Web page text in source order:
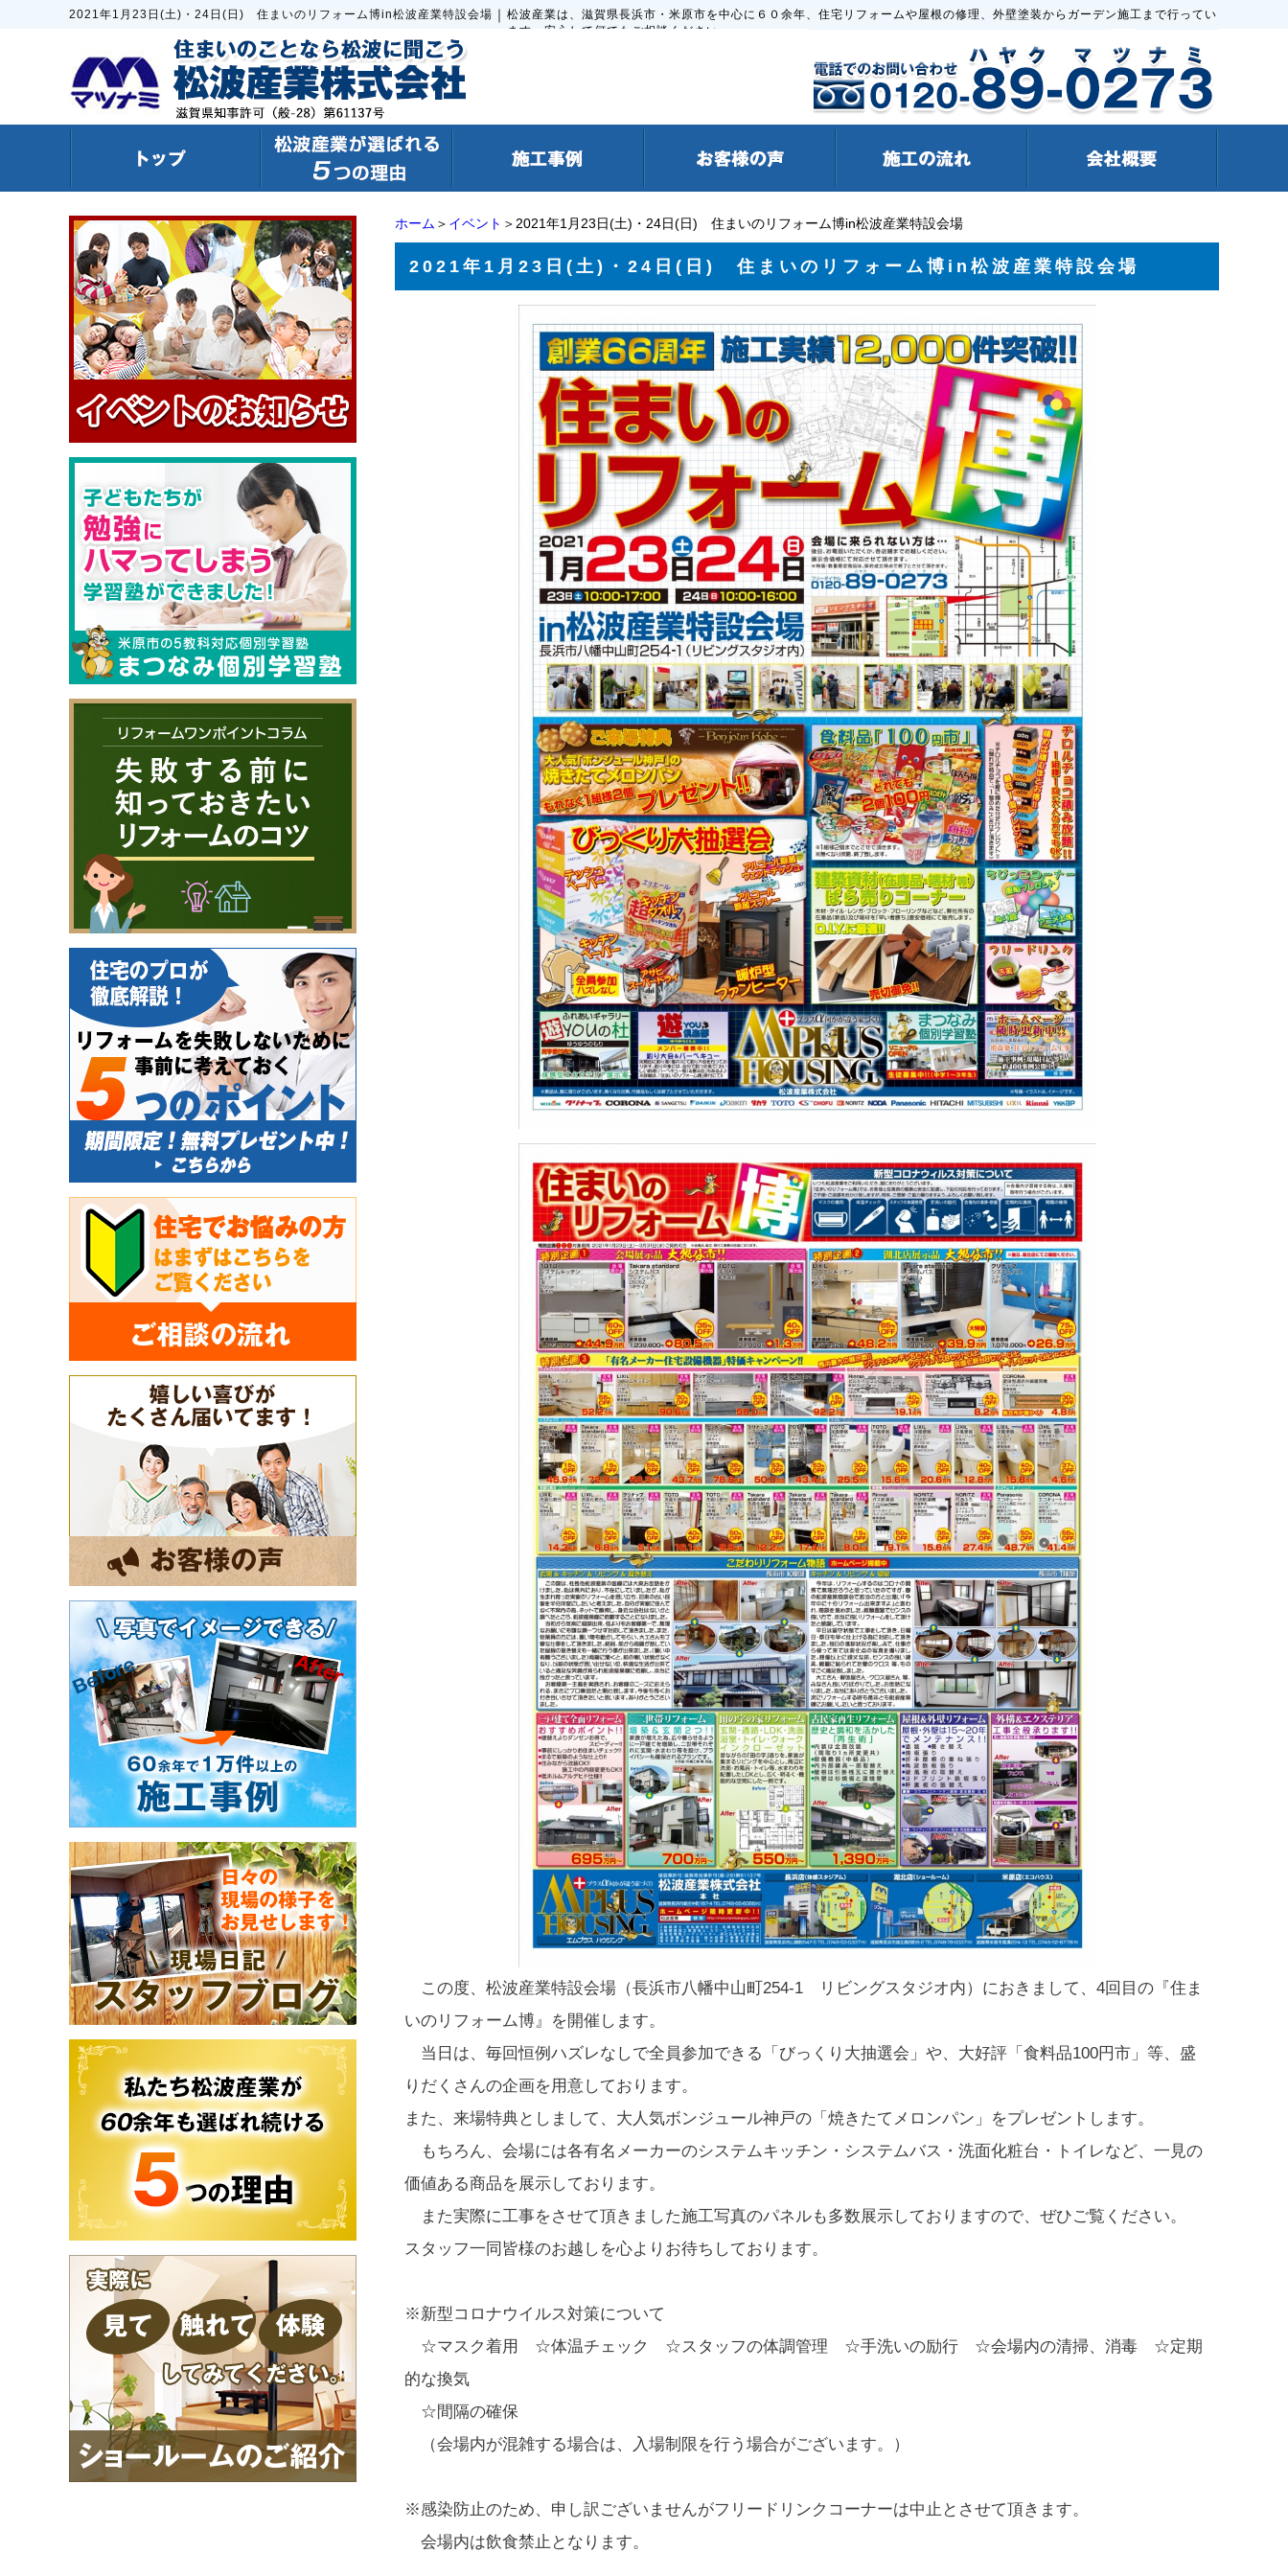
2021年1月23日(土)・24日(日) 住まいのリフォーム博in松波産業特設会場 ｜ 松波産業は、滋賀県長浜市・米原市を中心に６０余年、住宅リフォームや屋根の修理、外壁塗装からガーデン施工まで行ってい
ます。安心して何でもご相談ください。
ホーム ＞ イベント ＞2021年1月23日(土)・24日(日) 住まいのリフォーム博in松波産業特設会場
2021年1月23日(土)・24日(日) 住まいのリフォーム博in松波産業特設会場
この度、松波産業特設会場（長浜市八幡中山町254-1 リビングスタジオ内）におきまして、4回目の『住ま
いのリフォーム博』を開催します。
当日は、毎回恒例ハズレなしで全員参加できる「びっくり大抽選会」や、大好評「食料品100円市」等、盛
りだくさんの企画を用意しております。
また、来場特典としまして、大人気ボンジュール神戸の「焼きたてメロンパン」をプレゼントします。
もちろん、会場には各有名メーカーのシステムキッチン・システムバス・洗面化粧台・トイレなど、一見の
価値ある商品を展示しております。
また実際に工事をさせて頂きました施工写真のパネルも多数展示しておりますので、ぜひご覧ください。
スタッフ一同皆様のお越しを心よりお待ちしております。
※新型コロナウイルス対策について
☆マスク着用 ☆体温チェック ☆スタッフの体調管理 ☆手洗いの励行 ☆会場内の清掃、消毒 ☆定期
的な換気
☆間隔の確保
（会場内が混雑する場合は、入場制限を行う場合がございます。）
※感染防止のため、申し訳ございませんがフリードリンクコーナーは中止とさせて頂きます。
会場内は飲食禁止となります。